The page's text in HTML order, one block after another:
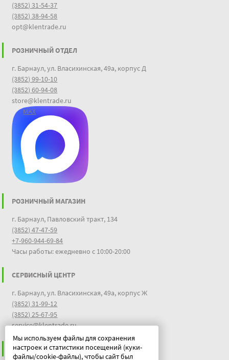
Мы используем файлы для сохранения
настроек и статистики посещений (куки-
файлы/cookie-файлы), чтобы сайт был
(3852) 31-54-37
(3852) 38-94-58
opt@klentrade.ru
РОЗНИЧНЫЙ ОТДЕЛ
г. Барнаул, ул. Власихинская, 49а, корпус Д
(3852) 99-10-10
(3852) 60-94-08
store@klentrade.ru
MAX
РОЗНИЧНЫЙ МАГАЗИН
г. Барнаул, Павловский тракт, 134
(3852) 47-47-59
+7-960-944-69-84
Часы работы: ежедневно с 10:00-20:00
СЕРВИСНЫЙ ЦЕНТР
г. Барнаул, ул. Власихинская, 49а, корпус Ж
(3852) 31-99-12
(3852) 25-67-95
service@klentrade.ru
ИНФОРМАЦИЯ